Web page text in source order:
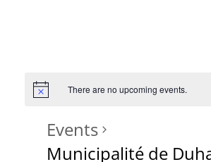
There are no upcoming events.
Events
Municipalité de